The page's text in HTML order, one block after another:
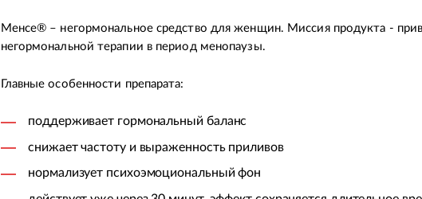
Менсе® – негормональное средство для женщин. Миссия продукта -
негормональной терапии в период менопаузы.
Главные особенности препарата:
поддерживает гормональный баланс
снижает частоту и выраженность приливов
нормализует психоэмоциональный фон